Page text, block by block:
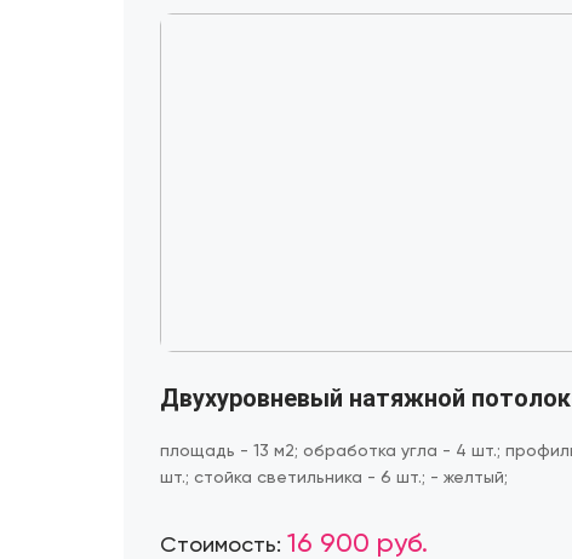
Двухуровневый натяжной потолок
площадь - 13 м2; обработка угла - 4 шт.;
шт.; стойка светильника - 6 шт.; - желтый;
Стоимость: 16 900 руб.